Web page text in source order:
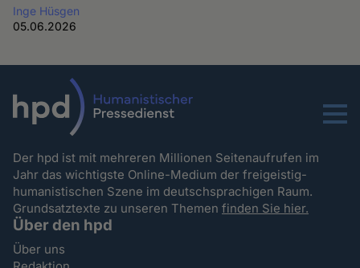
Inge Hüsgen
05.06.2026
Menu
Der hpd ist mit mehreren Millionen Seitenaufrufen im
Jahr das wichtigste Online-Medium der freigeistig-
humanistischen Szene im deutschsprachigen Raum.
Grundsatztexte zu unseren Themenfinden Sie hier.
Über den hpd
Über uns